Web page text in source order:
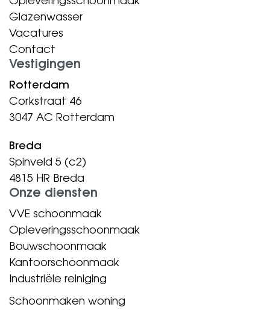
Glazenwasser
Vacatures
Contact
Vestigingen
Rotterdam
Corkstraat 46
3047 AC Rotterdam
Breda
Spinveld 5 (c2)
4815 HR Breda
Onze diensten
VVE schoonmaak
Opleveringsschoonmaak
Bouwschoonmaak
Kantoorschoonmaak
Industriële reiniging
Schoonmaken woning